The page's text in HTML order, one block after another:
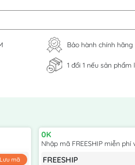
Bảo hành chính
1 đổi 1 nếu sản phẩm
Lưu mã
0K
Nhập mã FREESHIP miễn phí
FREESHIP